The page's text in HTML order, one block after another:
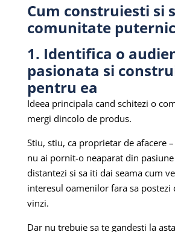
Cum construiesti si
comunitate
1. Identifica o
pasionata si
pentru ea
Ideea principala cand schitezi o
mergi dincolo de produs.
Stiu, stiu, ca proprietar de afacere
nu ai pornit-o neaparat din pasiune
distantezi si sa iti dai seama cum
interesul oamenilor fara sa postezi
vinzi.
Dar nu trebuie sa te gandesti la